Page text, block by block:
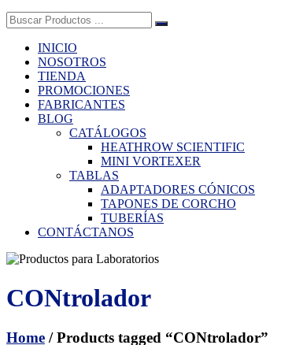
Buscar:
INICIO
NOSOTROS
TIENDA
PROMOCIONES
FABRICANTES
BLOG
CATÁLOGOS
HEATHROW SCIENTIFIC
MINI VORTEXER
TABLAS
ADAPTADORES CÓNICOS
TAPONES DE CORCHO
TUBERÍAS
CONTÁCTANOS
CONtrolador
Home / Products tagged “CONtrolador”